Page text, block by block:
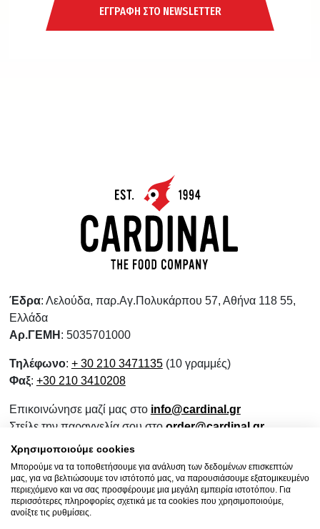
ΕΓΓΡΑΦΗ ΣΤΟ NEWSLETTER
Έδρα: Λελούδα, παρ.Αγ.Πολυκάρπου 57, Αθήνα 118 55,
Ελλάδα
Αρ.ΓΕΜΗ : 5035701000
Τηλέφωνο: + 30 210 3471135(10 γραμμές)
Φαξ: +30 210 3410208
Επικοινώνησε μαζί μας στο info@cardinal.gr
Στείλε την παραγγελία σου στο order@cardinal.gr
Για αγορές λιανικής
www.wokshop.gr
Όροι Χρήσης
Πολιτική Προστασίας Προσωπικών Δεδομένων
Πολιτική Επιστροφών
Χρησιμοποιούμε cookies
Μπορούμε να τα τοποθετήσουμε για ανάλυση των δεδομένων επισκεπτών
μας, για να βελτιώσουμε τον ιστότοπό μας, να παρουσιάσουμε εξατομικευμένο
περιεχόμενο και να σας προσφέρουμε μια μεγάλη εμπειρία ιστοτόπου. Για
περισσότερες πληροφορίες σχετικά με τα cookies που χρησιμοποιούμε,
ανοίξτε τις ρυθμίσεις.